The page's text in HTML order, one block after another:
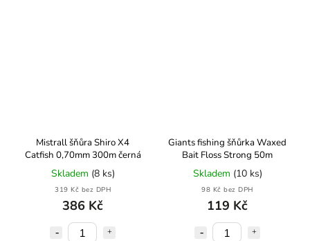
Mistrall šňůra Shiro X4
Catfish 0,70mm 300m černá
Skladem (8 ks)
319 Kč bez DPH
386 Kč
Giants fishing šňůrka Waxed
Bait Floss Strong 50m
Skladem (10 ks)
98 Kč bez DPH
119 Kč